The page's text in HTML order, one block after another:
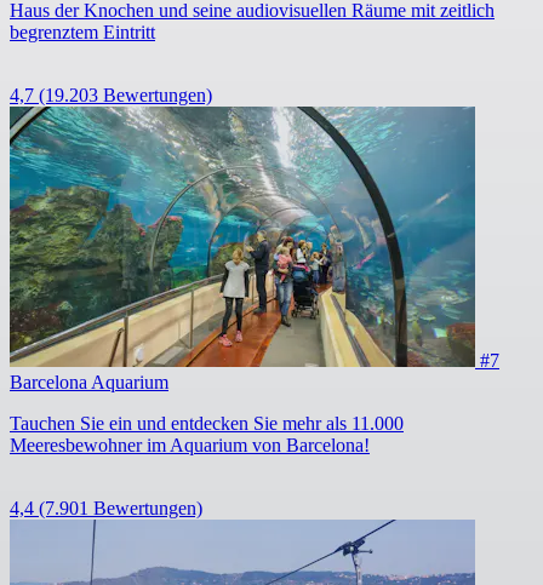
Haus der Knochen und seine audiovisuellen Räume mit zeitlich
begrenztem Eintritt
4,7 (19.203 Bewertungen)
#7
Barcelona Aquarium
Tauchen Sie ein und entdecken Sie mehr als 11.000
Meeresbewohner im Aquarium von Barcelona!
4,4 (7.901 Bewertungen)